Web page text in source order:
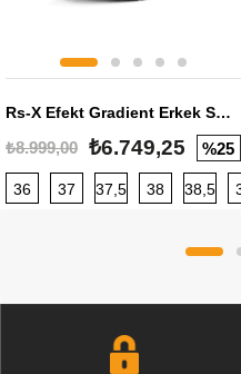
Rs-X Efekt Gradient Erkek Sneaker
₺8.999,00 ₺6.749,25 %25
36 37 37,5 38 38,5